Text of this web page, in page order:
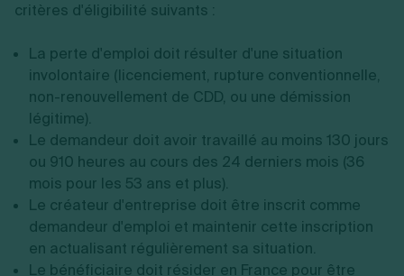
critères d'éligibilité suivants :
La perte d'emploi doit résulter d'une situation
involontaire (licenciement, rupture conventionnelle,
non-renouvellement de CDD, ou une démission
légitime).
Le demandeur doit avoir travaillé au moins 130 jours
ou 910 heures au cours des 24 derniers mois (36
mois pour les 53 ans et plus).
Le créateur d'entreprise doit être inscrit comme
demandeur d'emploi et maintenir cette inscription
en actualisant régulièrement sa situation.
Le bénéficiaire doit résider en France pour être